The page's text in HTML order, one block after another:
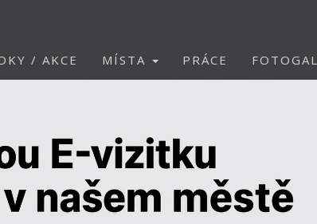
/ AKCE MÍSTA PRÁCE